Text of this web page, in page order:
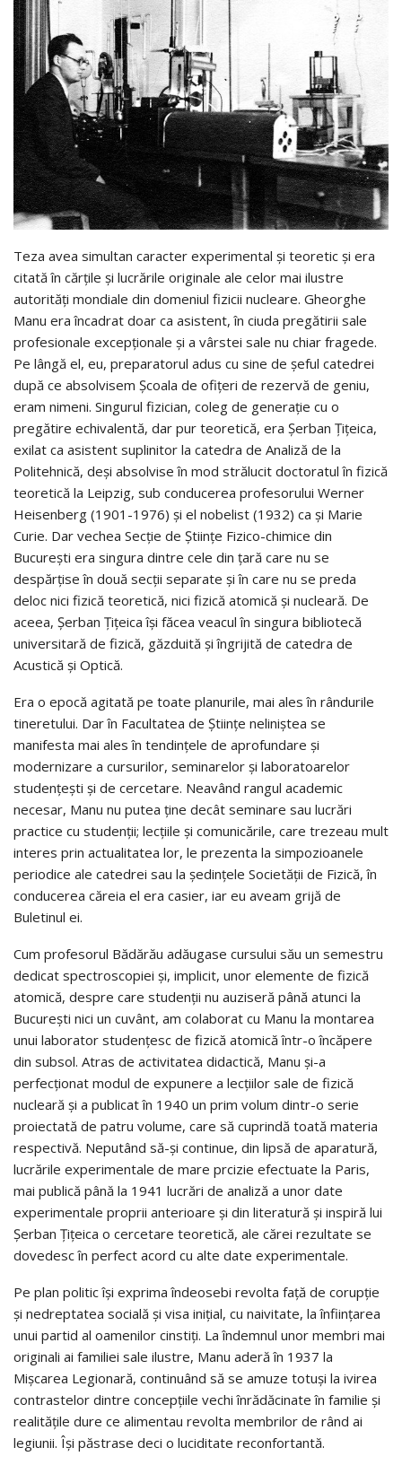
Teza avea simultan caracter experimental şi teoretic şi era
citată în cărţile şi lucrările originale ale celor mai ilustre
autorităţi mondiale din domeniul fizicii nucleare. Gheorghe
Manu era încadrat doar ca asistent, în ciuda pregătirii sale
profesionale excepţionale şi a vârstei sale nu chiar fragede.
Pe lângă el, eu, preparatorul adus cu sine de şeful catedrei
după ce absolvisem Şcoala de ofiţeri de rezervă de geniu,
eram nimeni. Singurul fizician, coleg de generaţie cu o
pregătire echivalentă, dar pur teoretică, era Şerban Ţiţeica,
exilat ca asistent suplinitor la catedra de Analiză de la
Politehnică, deşi absolvise în mod strălucit doctoratul în fizică
teoretică la Leipzig, sub conducerea profesorului Werner
Heisenberg (1901-1976) şi el nobelist (1932) ca şi Marie
Curie. Dar vechea Secţie de Ştiinţe Fizico-chimice din
Bucureşti era singura dintre cele din ţară care nu se
despărţise în două secţii separate şi în care nu se preda
deloc nici fizică teoretică, nici fizică atomică şi nucleară. De
aceea, Şerban Ţiţeica îşi făcea veacul în singura bibliotecă
universitară de fizică, găzduită şi îngrijită de catedra de
Acustică şi Optică.
Era o epocă agitată pe toate planurile, mai ales în rândurile
tineretului. Dar în Facultatea de Ştiinţe neliniştea se
manifesta mai ales în tendinţele de aprofundare şi
modernizare a cursurilor, seminarelor şi laboratoarelor
studenţeşti şi de cercetare. Neavând rangul academic
necesar, Manu nu putea ţine decât seminare sau lucrări
practice cu studenţii; lecţiile şi comunicările, care trezeau mult
interes prin actualitatea lor, le prezenta la simpozioanele
periodice ale catedrei sau la şedinţele Societăţii de Fizică, în
conducerea căreia el era casier, iar eu aveam grijă de
Buletinul ei.
Cum profesorul Bădărău adăugase cursului său un semestru
dedicat spectroscopiei şi, implicit, unor elemente de fizică
atomică, despre care studenţii nu auziseră până atunci la
Bucureşti nici un cuvânt, am colaborat cu Manu la montarea
unui laborator studenţesc de fizică atomică într-o încăpere
din subsol. Atras de activitatea didactică, Manu şi-a
perfecţionat modul de expunere a lecţiilor sale de fizică
nucleară şi a publicat în 1940 un prim volum dintr-o serie
proiectată de patru volume, care să cuprindă toată materia
respectivă. Neputând să-şi continue, din lipsă de aparatură,
lucrările experimentale de mare prcizie efectuate la Paris,
mai publică până la 1941 lucrări de analiză a unor date
experimentale proprii anterioare şi din literatură şi inspiră lui
Şerban Ţiţeica o cercetare teoretică, ale cărei rezultate se
dovedesc în perfect acord cu alte date experimentale.
Pe plan politic îşi exprima îndeosebi revolta faţă de corupţie
şi nedreptatea socială şi visa iniţial, cu naivitate, la înfiinţarea
unui partid al oamenilor cinstiţi. La îndemnul unor membri mai
originali ai familiei sale ilustre, Manu aderă în 1937 la
Mişcarea Legionară, continuând să se amuze totuşi la ivirea
contrastelor dintre concepţiile vechi înrădăcinate în familie şi
realităţile dure ce alimentau revolta membrilor de rând ai
legiunii. Îşi păstrase deci o luciditate reconfortantă.